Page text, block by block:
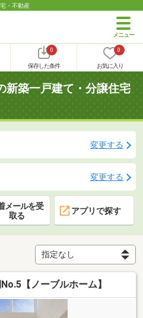
・不動産
0
保存した条件
0
お気に入り
新築一戸建て・分譲住宅
変更する
変更する
メールを受
取る
アプリで探す
【ノーブルホーム】